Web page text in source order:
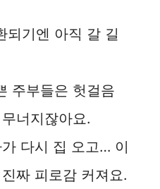
되기엔 아직 갈 길
주부들은 헛걸음
너지잖아요.
다시 집 오고… 이
짜 피로감 커져요.